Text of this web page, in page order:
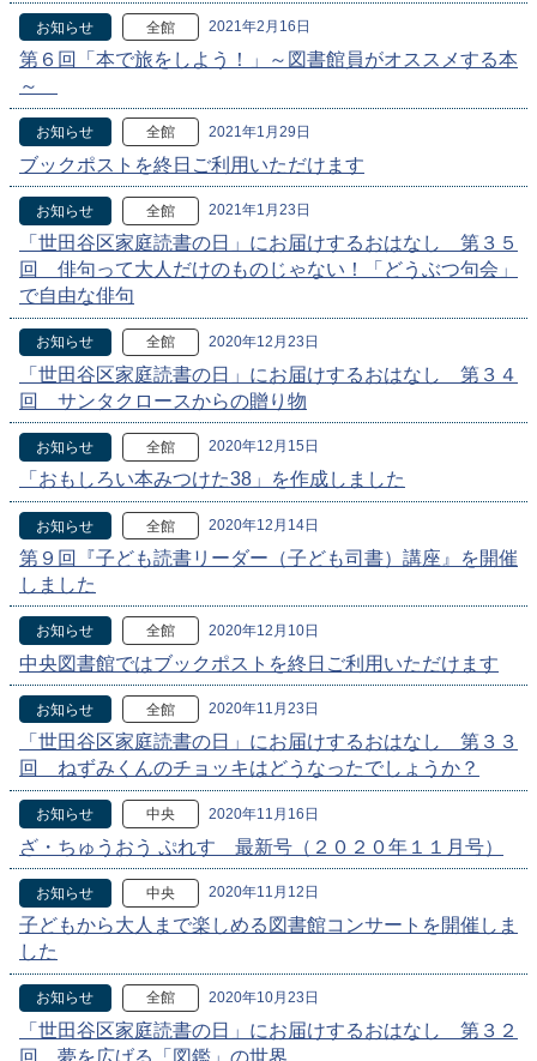
お知らせ 全館 2021年2月16日
第６回「本で旅をしよう！」～図書館員がオススメする本
～
お知らせ 全館 2021年1月29日
ブックポストを終日ご利用いただけます
お知らせ 全館 2021年1月23日
「世田谷区家庭読書の日」にお届けするおはなし 第３５
回 俳句って大人だけのものじゃない！「どうぶつ句会」
で自由な俳句
お知らせ 全館 2020年12月23日
「世田谷区家庭読書の日」にお届けするおはなし 第３４
回 サンタクロースからの贈り物
お知らせ 全館 2020年12月15日
「おもしろい本みつけた38」を作成しました
お知らせ 全館 2020年12月14日
第９回『子ども読書リーダー（子ども司書）講座』を開催
しました
お知らせ 全館 2020年12月10日
中央図書館ではブックポストを終日ご利用いただけます
お知らせ 全館 2020年11月23日
「世田谷区家庭読書の日」にお届けするおはなし 第３３
回 ねずみくんのチョッキはどうなったでしょうか？
お知らせ 中央 2020年11月16日
ざ・ちゅうおう ぷれす 最新号（２０２０年１１月号）
お知らせ 中央 2020年11月12日
子どもから大人まで楽しめる図書館コンサートを開催しま
した
お知らせ 全館 2020年10月23日
「世田谷区家庭読書の日」にお届けするおはなし 第３２
回 夢を広げる「図鑑」の世界